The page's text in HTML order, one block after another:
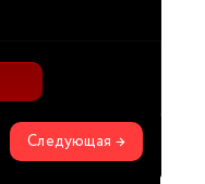
Следующая →